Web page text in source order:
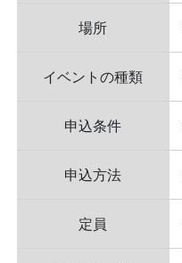
場所
イベントの種類
申込条件
申込方法
定員